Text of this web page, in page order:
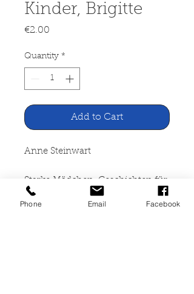
Kinder, Brigitte
€2.00
Quantity *
Add to Cart
Anne Steinwart
Starke Mädchen, Geschichten für
Kinder, Brigitte
Phone Email Facebook